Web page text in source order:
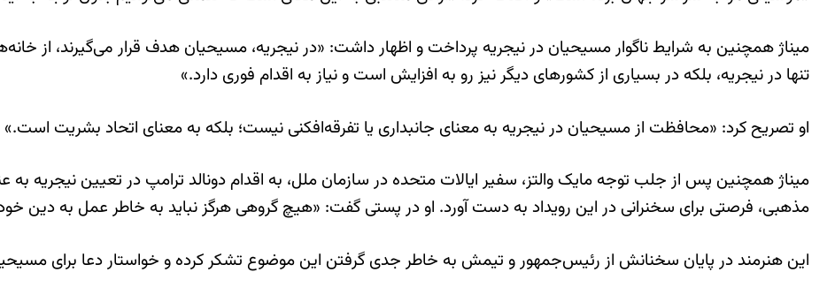
میناژ همچنین به شرایط ناگوار مسیحیان در نیجریه پرداخت و اظهار داشت: «در نیجریه، مسیحیان هدف قرار می‌گیرند، از
تنها در نیجریه، بلکه در بسیاری از کشورهای دیگر نیز رو به افزایش است و نیاز به اقدام فوری دارد.»
او تصریح کرد: «محافظت از مسیحیان در نیجریه به معنای جانبداری یا تفرقه‌افکنی نیست؛ بلکه به معنای اتحاد بشریت است.»
میناژ همچنین پس از جلب توجه مایک والتز، سفیر ایالات متحده در سازمان ملل، به اقدام دونالد ترامپ در تعیین نیجریه به
مذهبی، فرصتی برای سخنرانی در این رویداد به دست آورد. او در پستی گفت: «هیچ گروهی هرگز نباید به خاطر عمل به دین خود
این هنرمند در پایان سخنانش از رئیس‌جمهور و تیمش به خاطر جدی گرفتن این موضوع تشکر کرده و خواستار دعا برای